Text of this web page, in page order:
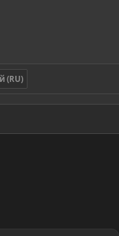
(RU)